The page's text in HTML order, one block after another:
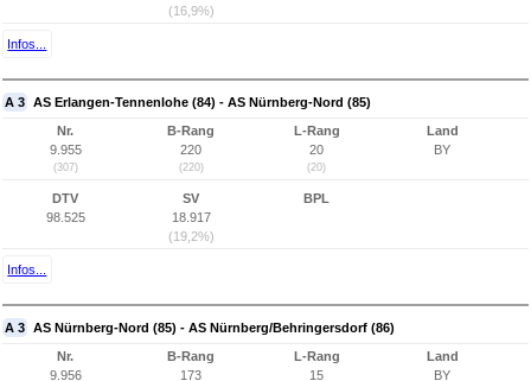
(16,9%)
Infos...
A 3 AS Erlangen-Tennenlohe (84) - AS Nürnberg-Nord (85)
Nr.
9.955
(307)
B-Rang
220
(220)
L-Rang
20
(20)
Land
BY
DTV
98.525
SV
18.917
(19,2%)
BPL
Infos...
A 3 AS Nürnberg-Nord (85) - AS Nürnberg/Behringersdorf (86)
Nr.
9.956
B-Rang
173
L-Rang
15
Land
BY